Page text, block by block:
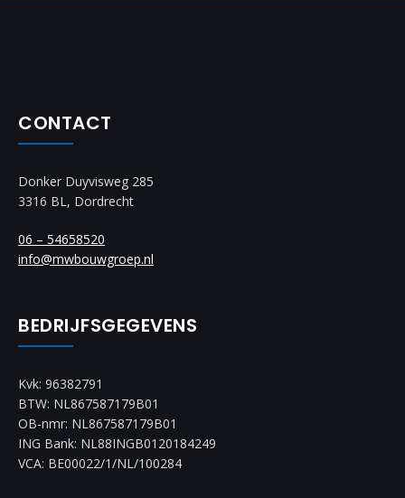
CONTACT
Donker Duyvisweg 285
3316 BL, Dordrecht
06 – 54658520
info@mwbouwgroep.nl
BEDRIJFSGEGEVENS
Kvk: 96382791
BTW: NL867587179B01
OB-nmr: NL867587179B01
ING Bank: NL88INGB0120184249
VCA: BE00022/1/NL/100284